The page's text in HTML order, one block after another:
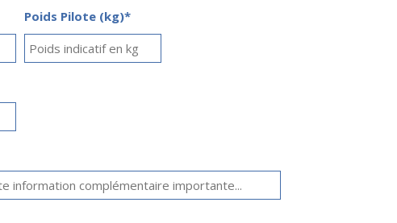
Poids Pilote (kg)*